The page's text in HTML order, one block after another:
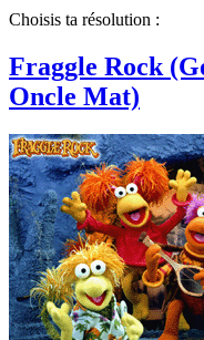
Choisis ta résolution :
Fraggle Rock
Oncle Mat)